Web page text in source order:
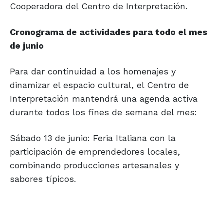
Cooperadora del Centro de Interpretación.
Cronograma de actividades para todo el mes
de junio
Para dar continuidad a los homenajes y
dinamizar el espacio cultural, el Centro de
Interpretación mantendrá una agenda activa
durante todos los fines de semana del mes:
Sábado 13 de junio: Feria Italiana con la
participación de emprendedores locales,
combinando producciones artesanales y
sabores típicos.